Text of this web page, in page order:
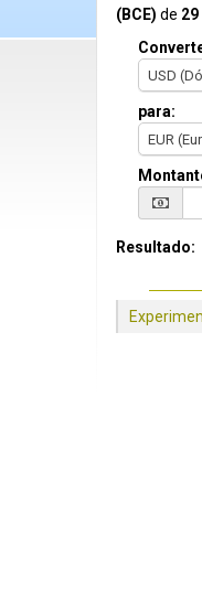
(BCE) de
USD
para:
EUR
Resultado: